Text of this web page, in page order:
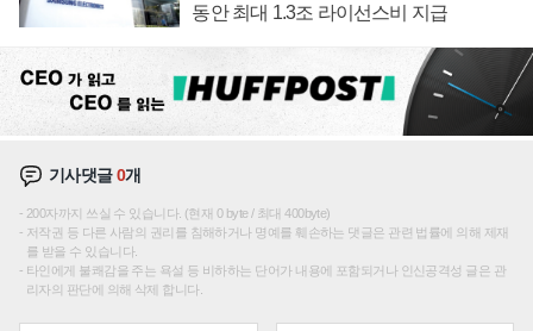
동안 최대 1.3조 라이선스비 지급
기사댓글0개
200자까지 쓰실 수 있습니다. (현재 0 byte / 최대 400byte)
저작권 등 다른 사람의 권리를 침해하거나 명예를 훼손하는 댓글은 관련 법률에 의해 제재
를 받을 수 있습니다.
타인에게 불쾌감을 주는 욕설 등 비하하는 단어가 내용에 포함되거나 인신공격성 글은 관
리자의 판단에 의해 삭제 합니다.